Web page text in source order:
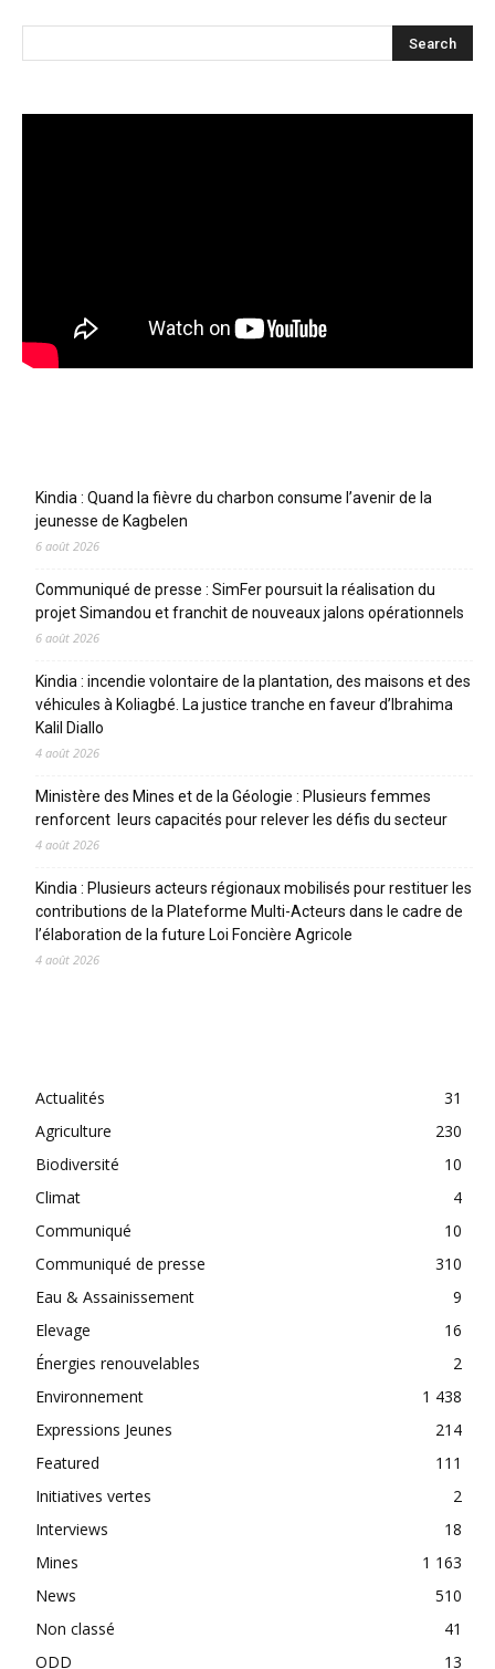
Kindia : Quand la fièvre du charbon consume l’avenir de la
jeunesse de Kagbelen
6 août 2026
Communiqué de presse : SimFer poursuit la réalisation du
projet Simandou et franchit de nouveaux jalons opérationnels
6 août 2026
Kindia : incendie volontaire de la plantation, des maisons et des
véhicules à Koliagbé. La justice tranche en faveur d’Ibrahima
Kalil Diallo
4 août 2026
Ministère des Mines et de la Géologie : Plusieurs femmes
renforcent leurs capacités pour relever les défis du secteur
4 août 2026
Kindia : Plusieurs acteurs régionaux mobilisés pour restituer les
contributions de la Plateforme Multi-Acteurs dans le cadre de
l’élaboration de la future Loi Foncière Agricole
4 août 2026
Actualités
31
Agriculture
230
Biodiversité
10
Climat
4
Communiqué
10
Communiqué de presse
310
Eau & Assainissement
9
Elevage
16
Énergies renouvelables
2
Environnement
1 438
Expressions Jeunes
214
Featured
111
Initiatives vertes
2
Interviews
18
Mines
1 163
News
510
Non classé
41
ODD
13